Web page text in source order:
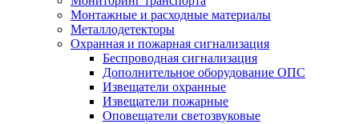
Монтажные и расходные материалы
Металлодетекторы
Охранная и пожарная сигнализация
Беспроводная сигнализация
Дополнительное оборудование ОПС
Извещатели охранные
Извещатели пожарные
Оповещатели светозвуковые